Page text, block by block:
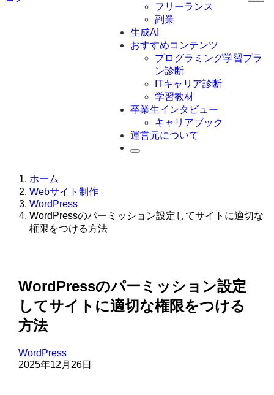
JavaScript
Swift
Ruby
フリーランス
副業
生成AI
おすすめコンテンツ
プログラミング学習プラ
ン診断
ITキャリア診断
学習教材
卒業生インタビュー
キャリアブック
運営元について
ホーム
Webサイト制作
WordPress
WordPressのパーミッション設定してサイトに適切な
権限をつける方法
WordPressのパーミッション設定
してサイトに適切な権限をつける
方法
WordPress
2025年12月26日